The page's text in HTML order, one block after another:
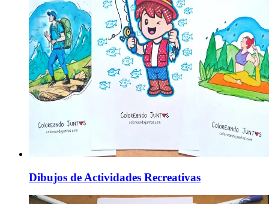
Dibujos de Actividades Recreativas